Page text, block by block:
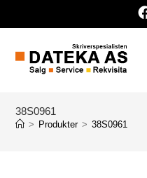
38S0961
> Produkter > 38S0961